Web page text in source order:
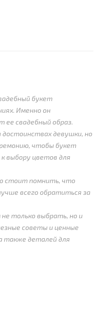
букет
Именно он
ее свадебный образ.
девушки, но
чтобы букет
выбору цветов для
стоит помнить, что
всего обратиться за
только выбрать, но и
советы и ценные
также деталей для